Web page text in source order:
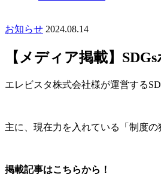
お知らせ 2024.08.14
【メディア掲載】
エレビスタ株式会社様が運営する
主に、現在力を入れている「制度
掲載記事はこちらから！